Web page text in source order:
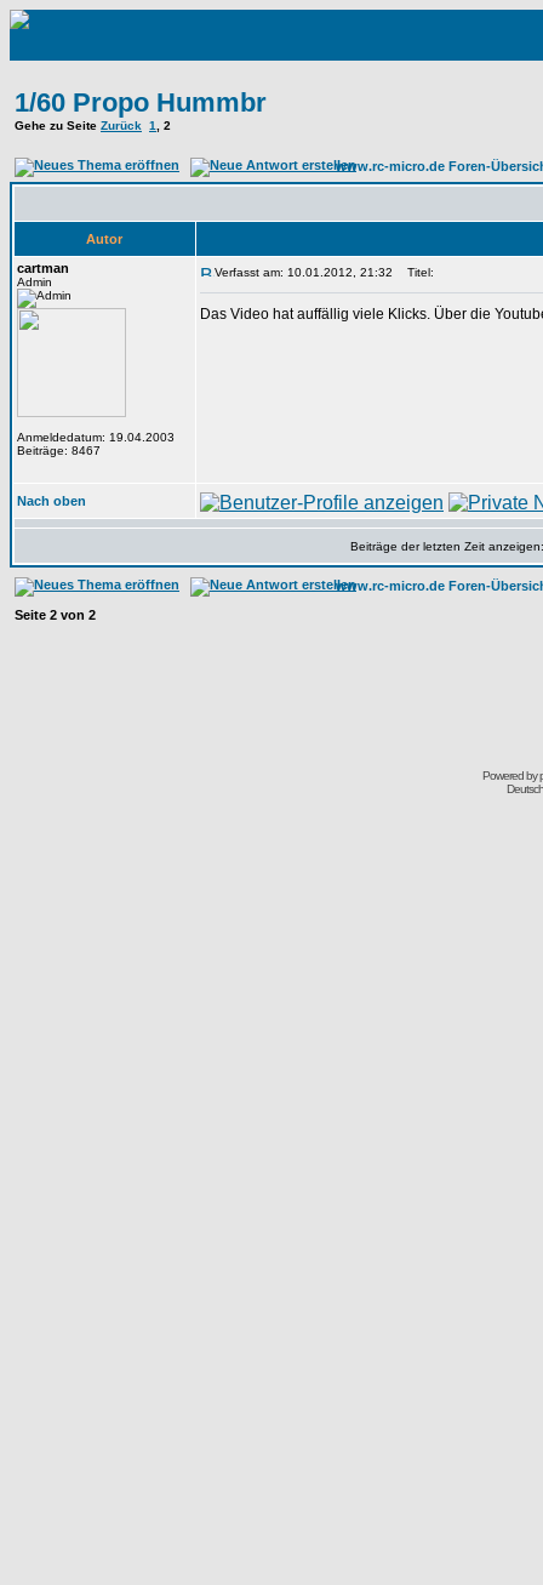
1/60 Propo Hummbr
Gehe zu Seite Zurück 1 2
www.rc-micro.de Foren-
Autor
cartman
Admin
Anmeldedatum: 19.04.2003
Beiträge: 8467
Verfasst am: 10.01.2012, 21:32 Titel:
Das Video hat auffällig viele Klicks. Über die
Nach oben
Beiträge der letzten Zeit
www.rc-micro.de Foren-
Seite 2 von 2
Powered by